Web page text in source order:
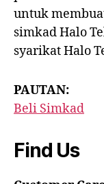
untuk
simkad Halo
syarikat Halo
PAUTAN:
Beli Simkad
Find Us